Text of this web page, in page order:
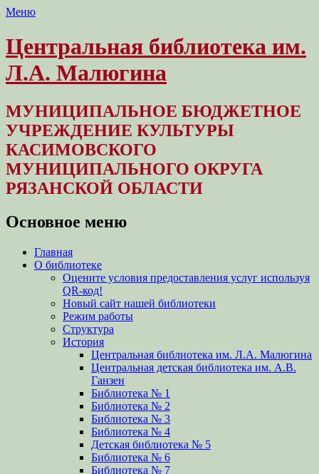
Меню
Центральная библиотека им.
Л.А. Малюгина
МУНИЦИПАЛЬНОЕ БЮДЖЕТНОЕ
УЧРЕЖДЕНИЕ КУЛЬТУРЫ
КАСИМОВСКОГО
МУНИЦИПАЛЬНОГО ОКРУГА
РЯЗАНСКОЙ ОБЛАСТИ
Основное меню
Перейти
содержимому
Главная
О библиотеке
Оцените условия предоставления услуг используя
QR-код!
Новый сайт нашей библиотеки
Режим работы
Структура
История
Центральная библиотека им. Л.А. Малюгина
Центральная детская библиотека им. А.В.
Ганзен
Библиотека № 1
Библиотека № 2
Библиотека № 3
Библиотека № 4
Детская библиотека № 5
Библиотека № 6
Библиотека № 7